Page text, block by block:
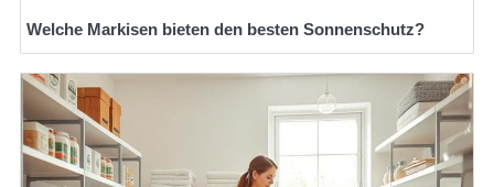
Welche Markisen bieten den besten Sonnenschutz?